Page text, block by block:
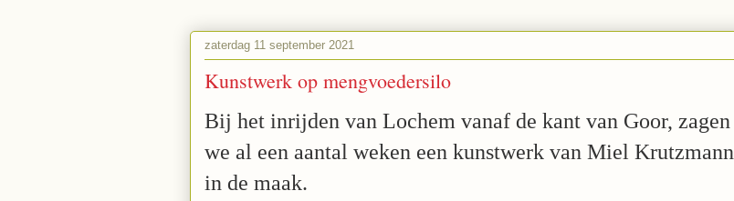
zaterdag 11 september 2021
Kunstwerk op mengvoedersilo
Bij het inrijden van Lochem vanaf de kant van Goor, zagen
we al een aantal weken een kunstwerk van Miel Krutzmann
in de maak.